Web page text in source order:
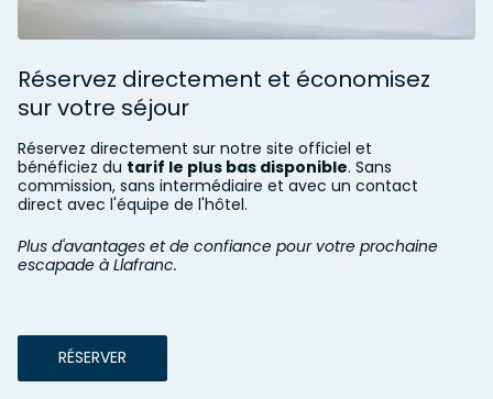
Réservez directement et économisez
sur votre séjour
Réservez directement sur notre site officiel et
bénéficiez du tarif le plus bas disponible. Sans
commission, sans intermédiaire et avec un contact
direct avec l'équipe de l'hôtel.
Plus d'avantages et de confiance pour votre prochaine
escapade à Llafranc.
RÉSERVER